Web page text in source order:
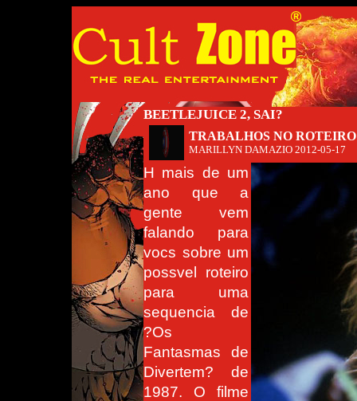
BEETLEJUICE 2, SAI?
TRABALHOS NO ROTEIRO
MARILLYN DAMAZIO 2012-05-17
H mais de um
ano que a
gente vem
falando para
vocs sobre um
possvel roteiro
para uma
sequencia de
?Os
Fantasmas de
Divertem? de
1987. O filme